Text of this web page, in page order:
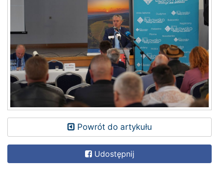
Powrót do artykułu
Udostępnij